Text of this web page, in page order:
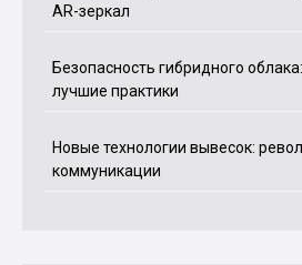
AR-зеркал
Безопасность гибридного
лучшие практики
Новые технологии вывесок:
коммуникации